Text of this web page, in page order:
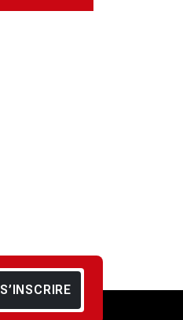
S’INSCRIRE